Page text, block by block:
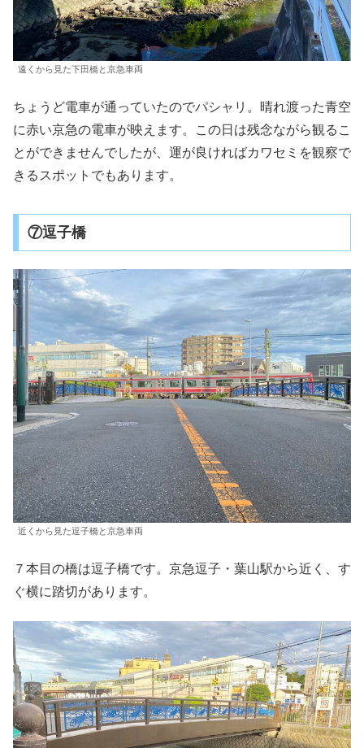
遠くから見た下田橋と京急車両
ちょうど電車が通っていたのでパシャリ。晴れ渡った青空
に赤い京急の電車が映えます。この日は残念ながら観るこ
とができませんでしたが、運が良ければカワセミを観察で
きるスポットでもあります。
⑦逗子橋
近くから見た逗子橋と京急車両
７本目の橋は逗子橋です。京急逗子・葉山駅から近く、す
ぐ横に踏切があります。